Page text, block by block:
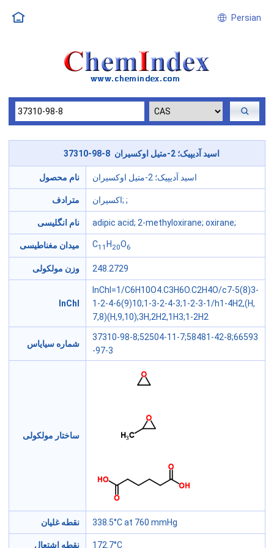
Persian
37310-98-8 اسید آدیپیک؛ 2-متیل اوکسیران
نام محصول اسید آدیپیک؛ 2-متیل اوکسیران
مترادف اکسیران; ;
نام انگلیسی adipic acid; 2-methyloxirane; oxirane;
میدان مغناطیسی C11 H 20O6
وزن مولکولی 248.2729
InChI
InChI=1/C6H10O4.C3H6O.C2H4O/c7-5(8)3-
1-2-4-6(9)10;1-3-2-4-3;1-2-3-1/h1-4H2,(H,
7,8)(H,9,10);3H,2H2,1H3;1-2H2
شماره سیایاس
37310-98-8;52504-11-7;58481-42-8;66593
-97-3
ساختار مولکولی
نقطه غلیان 338.5°C at 760 mmHg
نقطه اشتعال 172.7°C